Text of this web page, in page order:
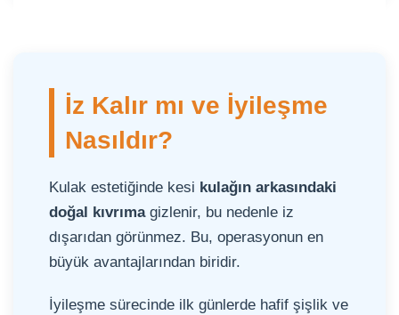
İz Kalır mı ve İyileşme
Nasıldır?
Kulak estetiğinde kesi kulağın arkasındaki
doğal kıvrımagizlenir, bu nedenle iz
dışarıdan görünmez. Bu, operasyonun en
büyük avantajlarından biridir.
İyileşme sürecinde ilk günlerde hafif şişlik ve